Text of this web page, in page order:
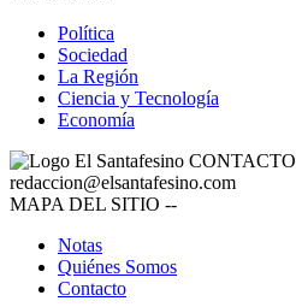
Política
Sociedad
La Región
Ciencia y Tecnología
Economía
CONTACTO
redaccion@elsantafesino.com
MAPA DEL SITIO --
Notas
Quiénes Somos
Contacto